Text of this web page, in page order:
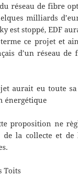
du réseau de fibre
milliards
est stoppé, EDF
ce projet et
d’un réseau de
aurait eu toute
énergétique
proposition ne
de la collecte et de
Toits